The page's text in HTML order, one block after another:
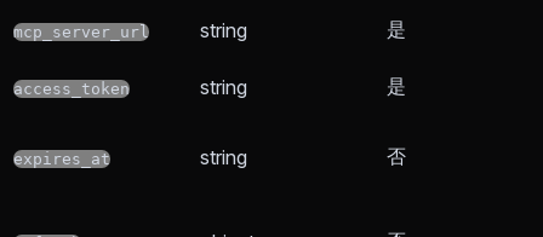
mcp_server_url string 是
access_token string 是
expires_at string 否